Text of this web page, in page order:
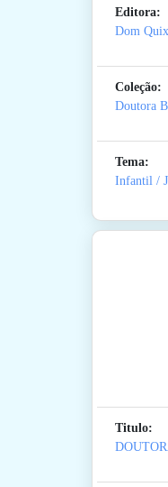
Editora:
Dom
Coleção:
Doutora
Tema:
Infantil /
Titulo: